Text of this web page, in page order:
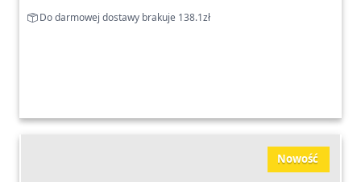
Do darmowej dostawy brakuje 138.1zł
Nowość